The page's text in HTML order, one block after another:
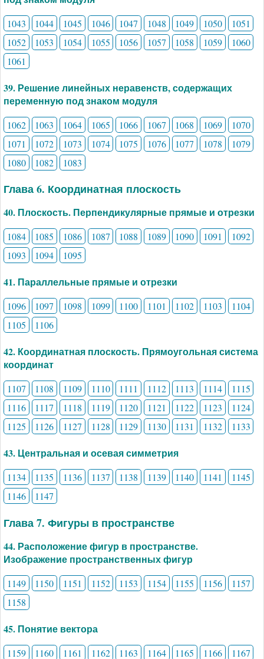
1043 1044 1045 1046 1047 1048 1049 1050
1051
1052
1053 1054 1055 1056 1057 1058 1059
1060
1061
39. Решение линейных неравенств, содержащих
переменную под знаком модуля
1062 1063 1064 1065 1066 1067 1068 1069
1070
1071
1072 1073 1074 1075 1076 1077 1078
1079
1080
1082 1083
Глава 6. Координатная плоскость
40. Плоскость. Перпендикулярные прямые и отрезки
1084 1085 1086 1087 1088 1089 1090 1091
1092
1093
1094 1095
41. Параллельные прямые и отрезки
1096 1097 1098 1099 1100 1101 1102 1103
1104
1105
1106
42. Координатная плоскость. Прямоугольная система
координат
1107 1108 1109 1110 1111 1112 1113 1114
1115
1116
1117 1118 1119 1120 1121 1122 1123
1124
1125
1126 1127 1128 1129 1130 1131 1132 1133
43. Центральная и осевая симметрия
1134 1135 1136 1137 1138 1139 1140 1141
1145
1146
1147
Глава 7. Фигуры в пространстве
44. Расположение фигур в пространстве.
Изображение пространственных фигур
1149 1150 1151 1152 1153 1154 1155 1156
1157
1158
45. Понятие вектора
1159 1160 1161 1162 1163 1164 1165 1166
1167